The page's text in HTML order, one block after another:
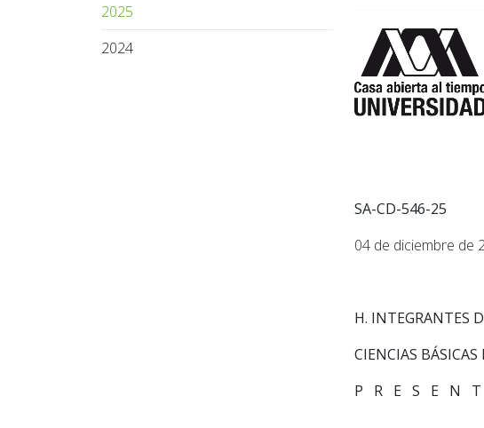
2025
2024
SA-CD-546-25
04 de diciembre de
H. INTEGRANTES
CIENCIAS
P R E S E N